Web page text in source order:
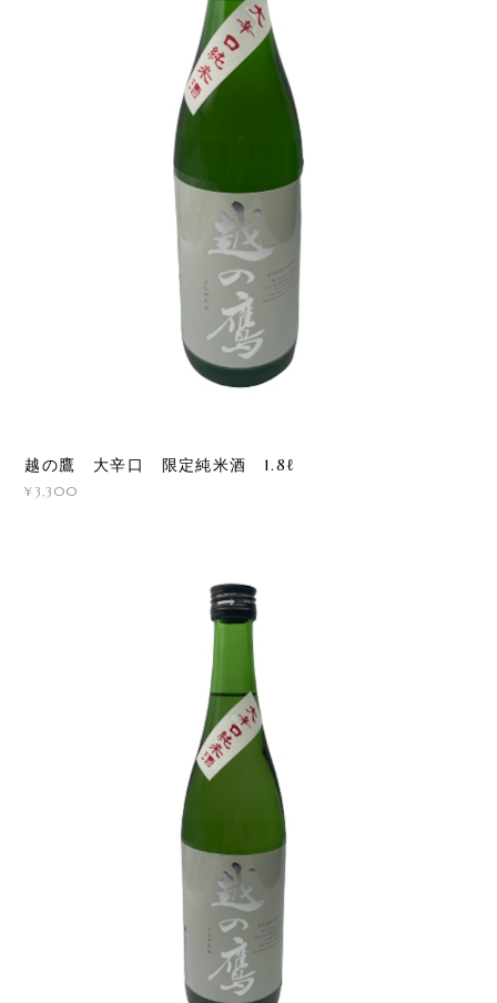
越の鷹 大辛口 限定純米酒 1.8ℓ
¥3,300